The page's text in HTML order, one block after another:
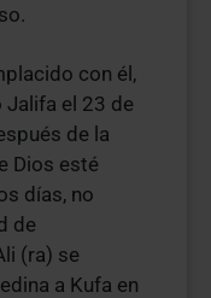
con él,
Jalifa el 23 de
de la
Dios esté
días, no
de
(ra) se
a Kufa en